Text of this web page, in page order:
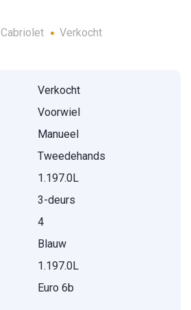
Cabriolet Verkocht
Verkocht
Voorwiel
Manueel
Tweedehands
1.197.0L
3-deurs
4
Blauw
1.197.0L
Euro 6b